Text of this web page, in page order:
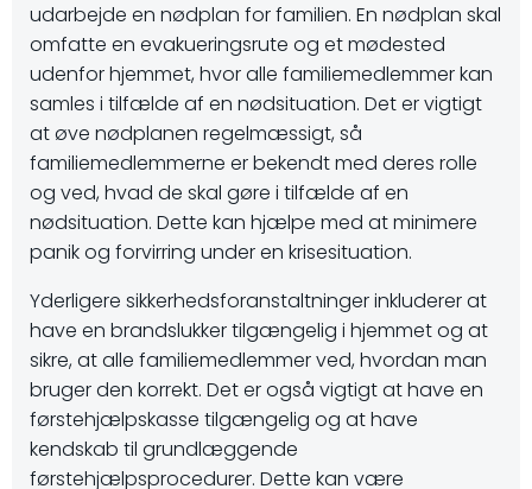
udarbejde en nødplan for familien. En nødplan skal
omfatte en evakueringsrute og et mødested
udenfor hjemmet, hvor alle familiemedlemmer kan
samles i tilfælde af en nødsituation. Det er vigtigt
at øve nødplanen regelmæssigt, så
familiemedlemmerne er bekendt med deres rolle
og ved, hvad de skal gøre i tilfælde af en
nødsituation. Dette kan hjælpe med at minimere
panik og forvirring under en krisesituation.
Yderligere sikkerhedsforanstaltninger inkluderer at
have en brandslukker tilgængelig i hjemmet og at
sikre, at alle familiemedlemmer ved, hvordan man
bruger den korrekt. Det er også vigtigt at have en
førstehjælpskasse tilgængelig og at have
kendskab til grundlæggende
førstehjælpsprocedurer. Dette kan være